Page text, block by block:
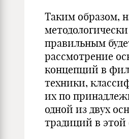
Таким образом,
методологически
правильным
рассмотрение
концепций в
техники,
их по
одной из двух
традиций в этой